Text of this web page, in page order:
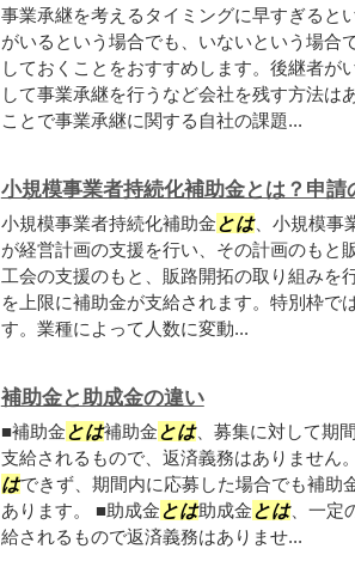
事業承継を考えるタイミングに早すぎると
がいるという場合でも、いないという場合
しておくことをおすすめします。後継者が
して事業承継を行うなど会社を残す方法は
ことで事業承継に関する自社の課題...
小規模事業者持続化補助金とは？申
小規模事業者持続化補助金 とは、小規模事
が経営計画の支援を行い、その計画のもと
工会の支援のもと、販路開拓の取り組みを
を上限に補助金が支給されます。特別枠で
す。業種によって人数に変動...
補助金と助成金の違い
■補助金 とは補助金 とは、募集に対して期
支給されるもので、返済義務はありません
はできず、期間内に応募した場合でも補助
あります。 ■助成金 とは助成金 とは、一定
給されるもので返済義務はありませ...